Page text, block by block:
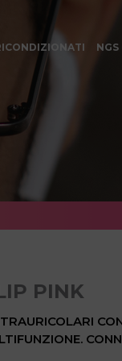
NGS
PINK